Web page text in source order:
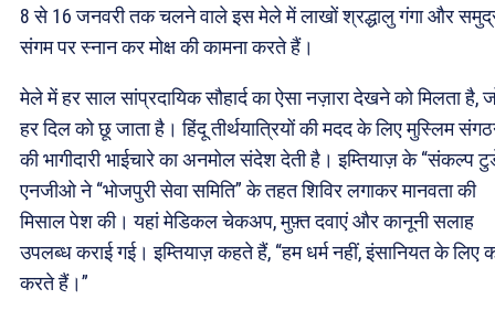
8 से 16 जनवरी तक चलने वाले इस मेले में लाखों श्रद्धालु गंगा और
संगम पर स्नान कर मोक्ष की कामना करते हैं।
मेले में हर साल सांप्रदायिक सौहार्द का ऐसा नज़ारा देखने को मिलता है,
हर दिल को छू जाता है। हिंदू तीर्थयात्रियों की मदद के लिए मुस्लिम
की भागीदारी भाईचारे का अनमोल संदेश देती है। इम्तियाज़ के “संकल्प
एनजीओ ने “भोजपुरी सेवा समिति” के तहत शिविर लगाकर मानवता की
मिसाल पेश की। यहां मेडिकल चेकअप, मुफ़्त दवाएं और कानूनी सलाह
उपलब्ध कराई गई। इम्तियाज़ कहते हैं, “हम धर्म नहीं, इंसानियत के लिए
करते हैं।”